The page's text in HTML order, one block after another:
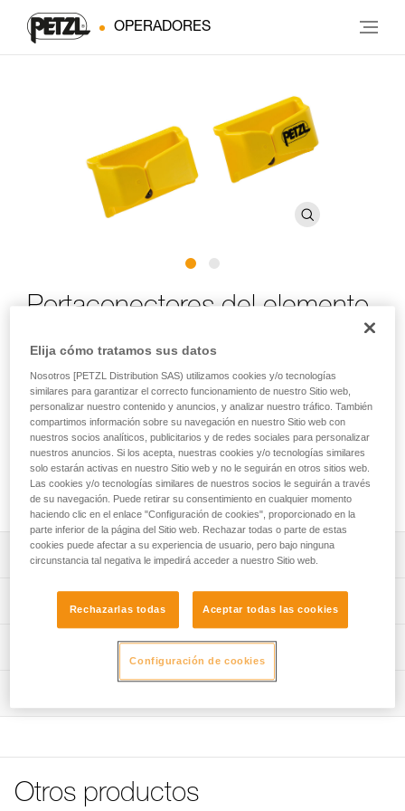
OPERADORES
Portaconectores del elemento
de amarre
Portaconectores del elemento de amarre (pack de 2)
Los portaconectores del elemento de amarre se instalan en
los tirantes de los arneses completos de las gamas
NEWTON, VOLT, AVAO, ASTRO y de los torsos TOP, TOP
CROLL S y TOP CROLL L. Permiten guardar los conectores
MGO de los elementos de amarre anticaídas.
Descripción
Compatible con los arneses de las gamas NEWTON (1),
VOLT (2), AVAO (3), ASTRO y los torsos TOP, TOP CROLL
S y TOP CROLL L.
Sistema para guardar los conectores MGO de los
al usuario y tener los conectores al alcance de la mano.
(1) Versiones a partir de 2021.
(2) Versiones a partir de 2020.
Materiales: poliamida y acero
Referencia : C088AA01
Información técnica
Otros productos
Elija cómo tratamos sus datos
Nosotros [PETZL Distribution SAS) utilizamos cookies y/o tecnologías
similares para garantizar el correcto funcionamiento de nuestro Sitio web,
personalizar nuestro contenido y anuncios, y analizar nuestro tráfico. También
compartimos información sobre su navegación en nuestro Sitio web con
nuestros socios analíticos, publicitarios y de redes sociales para personalizar
nuestros anuncios. Si los acepta, nuestras cookies y/o tecnologías similares
solo estarán activas en nuestro Sitio web y no le seguirán en otros sitios web.
Las cookies y/o tecnologías similares de nuestros socios le seguirán a través
de su navegación. Puede retirar su consentimiento en cualquier momento
haciendo clic en el enlace "Configuración de cookies", proporcionado en la
parte inferior de la página del Sitio web. Rechazar todas o parte de estas
cookies puede afectar a su experiencia de usuario, pero bajo ninguna
circunstancia tal negativa le impedirá acceder a nuestro Sitio web.
Rechazarlas todas Aceptar todas las cookies
Configuración de cookies